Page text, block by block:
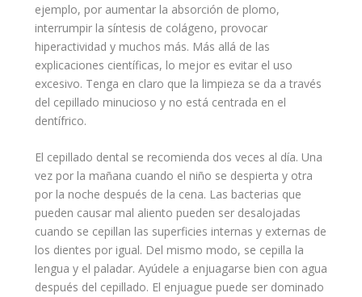
ejemplo, por aumentar la absorción de plomo,
interrumpir la síntesis de colágeno, provocar
hiperactividad y muchos más. Más allá de las
explicaciones científicas, lo mejor es evitarel uso
excesivo. Tenga en claro que la limpieza se da a través
del cepillado minucioso y no está centrada en el
dentífrico.
El cepillado dental se recomienda dos veces al día. Una
vez por la mañana cuando el niño se despierta y otra
por la noche después de la cena. Las bacterias que
pueden causar mal aliento pueden ser desalojadas
cuando se cepillan las superficies internas y externas de
los dientes por igual. Del mismo modo, se cepilla la
lengua y el paladar. Ayúdele a enjuagarse bien con agua
después del cepillado. El enjuague puede ser dominado